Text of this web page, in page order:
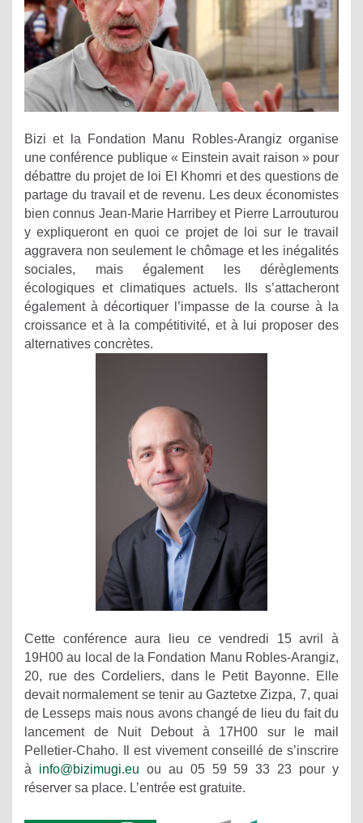
Bizi et la Fondation Manu Robles-Arangiz organise
une conférence publique « Einstein avait raison » pour
débattre du projet de loi El Khomri et des questions de
partage du travail et de revenu. Les deux économistes
bien connus Jean-Marie Harribey et Pierre Larrouturou
y expliqueront en quoi ce projet de loi sur le travail
aggravera non seulement le chômage et les inégalités
sociales, mais également les dérèglements
écologiques et climatiques actuels. Ils s’attacheront
également à décortiquer l’impasse de la course à la
croissance et à la compétitivité, et à lui proposer des
alternatives concrètes.
Cette conférence aura lieu ce vendredi 15 avril à
19H00 au local de la Fondation Manu Robles-Arangiz,
20, rue des Cordeliers, dans le Petit Bayonne. Elle
devait normalement se tenir au Gaztetxe Zizpa, 7, quai
de Lesseps mais nous avons changé de lieu du fait du
lancement de Nuit Debout à 17H00 sur le mail
Pelletier-Chaho. Il est vivement conseillé de s’inscrire
à info@bizimugi.eu ou au 05 59 59 33 23 pour y
réserver sa place. L’entrée est gratuite.